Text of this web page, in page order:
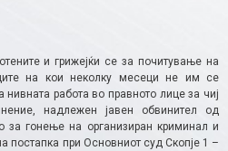
и грижејќи се за почитување на
на кои неколку месеци не им се
работа во правното лице за чиј
надлежен јавен обвинител од
за гонење на организиран криминал и
постапка при Основниот суд Скопје 1 –